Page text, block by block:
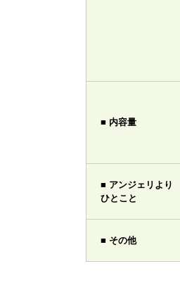
■ 内容量
■ アンジェリより
ひとこと
■ その他